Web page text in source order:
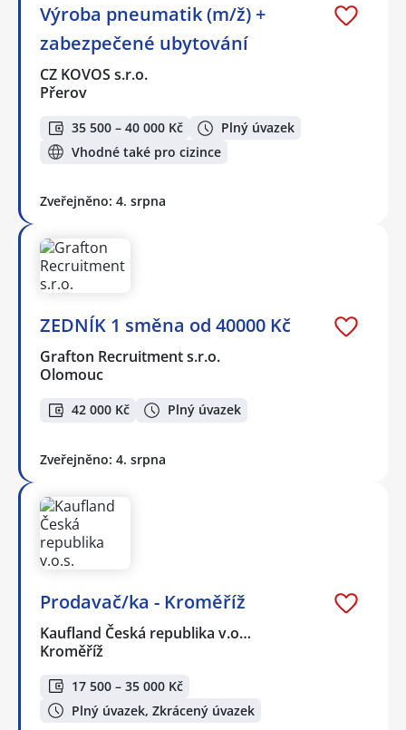
Výroba pneumatik (m/ž) +
zabezpečené ubytování
CZ KOVOS s.r.o.
Přerov
35 500 – 40 000 Kč
Plný úvazek
Vhodné také pro cizince
Zveřejněno: 4. srpna
ZEDNÍK 1 směna od 40000 Kč
Grafton Recruitment s.r.o.
Olomouc
42 000 Kč Plný úvazek
Zveřejněno: 4. srpna
Prodavač/ka - Kroměříž
Kaufland Česká republika v.o…
Kroměříž
17 500 – 35 000 Kč
Plný úvazek, Zkrácený úvazek